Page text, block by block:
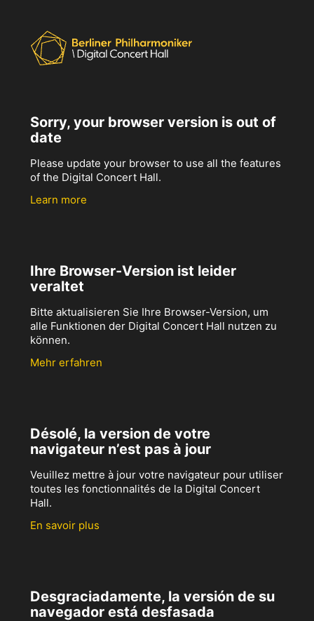
Sorry, your browser version is out of
date
Please update your browser to use all the features
of the Digital Concert Hall.
Learn more
Ihre Browser-Version ist leider
veraltet
Bitte aktualisieren Sie Ihre Browser-Version, um
alle Funktionen der Digital Concert Hall nutzen zu
können.
Mehr erfahren
Désolé, la version de votre
navigateur n’est pas à jour
Veuillez mettre à jour votre navigateur pour utiliser
toutes les fonctionnalités de la Digital Concert
Hall.
En savoir plus
Desgraciadamente, la versión de su
navegador está desfasada